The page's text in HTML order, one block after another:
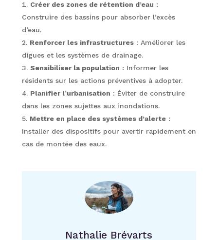
Créer des zones de rétention d’eau :
Construire des bassins pour absorber l’excès
d’eau.
Renforcer les infrastructures: Améliorer les
digues et les systèmes de drainage.
Sensibiliser la population : Informer les
résidents sur les actions préventives à adopter.
Planifier l’urbanisation : Éviter de construire
dans les zones sujettes aux inondations.
Mettre en place des systèmes d’alerte:
Installer des dispositifs pour avertir rapidement en
cas de montée des eaux.
Nathalie Brévarts